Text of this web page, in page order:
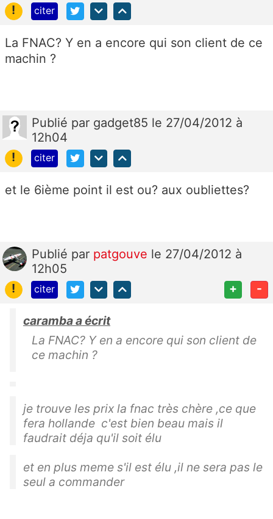
! citer
La FNAC? Y en a encore qui son client de ce
machin ?
Publié par gadget85 le 27/04/2012 à
12h04
!
citer
et le 6ième point il est ou? aux oubliettes?
Publié par patgouve le 27/04/2012 à
12h05
!
citer + -
caramba a écrit
La FNAC? Y en a encore qui son client de
ce machin ?
je trouve les prix la fnac très chère ,ce que
fera hollande c'est bien beau mais il
faudrait déja qu'il soit élu
et en plus meme s'il est élu ,il ne sera pas le
seul a commander